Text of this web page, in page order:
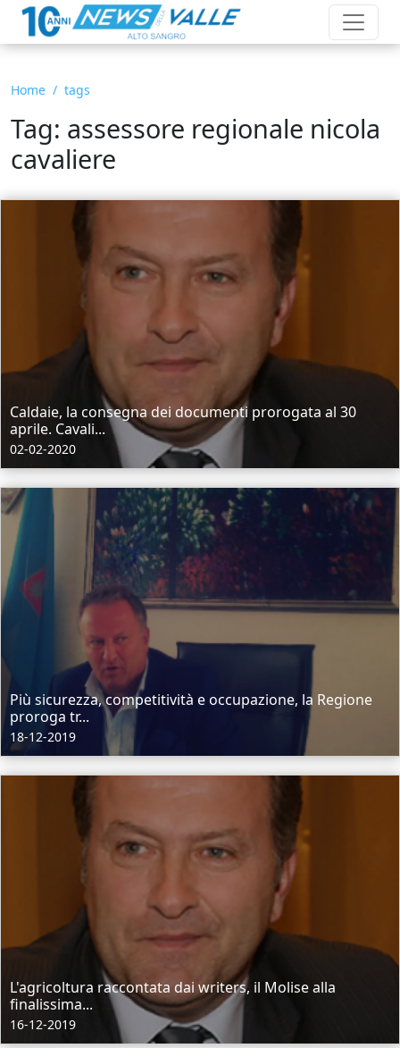
Home tags
Tag: assessore regionale nicola
cavaliere
Caldaie, la consegna dei documenti prorogata al 30
aprile. Cavali...
02-02-2020
Più sicurezza, competitività e occupazione, la Regione
proroga tr...
18-12-2019
L'agricoltura raccontata dai writers, il Molise alla
finalissima...
16-12-2019